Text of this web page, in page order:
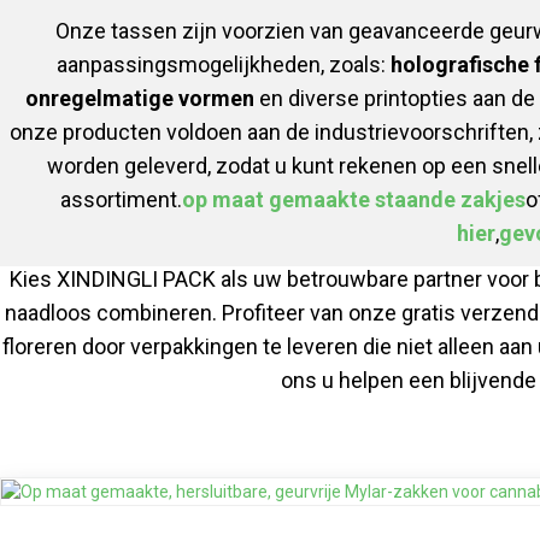
Onze tassen zijn voorzien van geavanceerde
aanpassingsmogelijkheden, zoals: holografische
onregelmatige vormen en diverse printopties aan
onze producten voldoen aan de
worden geleverd, zodat u kunt rekenen op een
assortiment.op maat gemaakte staande zakjes
hier,
Kies XINDINGLI PACK als uw betrouwbare partner
naadloos combineren. Profiteer van onze gratis
floreren door verpakkingen te leveren die niet alleen
ons u helpen een